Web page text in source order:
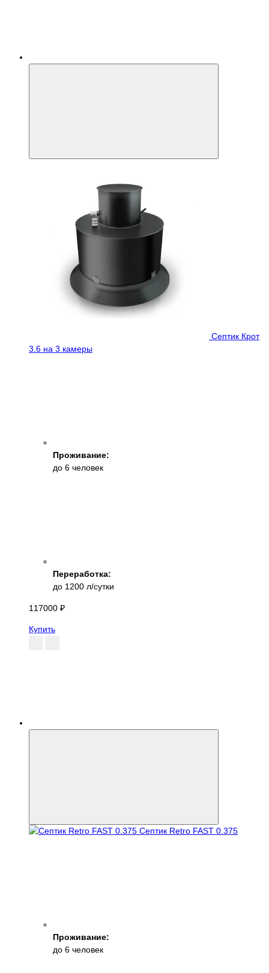
Септик Крот
3.6 на 3 камеры
Проживание:
до 6 человек
Переработка:
до 1200 л/сутки
117000 ₽
Купить
Септик Retro FAST 0.375
Проживание:
до 6 человек